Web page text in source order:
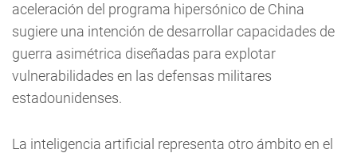
aceleración del programa hipersónico de China
sugiere una intención de desarrollar capacidades de
guerra asimétrica diseñadas para explotar
vulnerabilidades en las defensas militares
estadounidenses.
La inteligencia artificial representa otro ámbito en el